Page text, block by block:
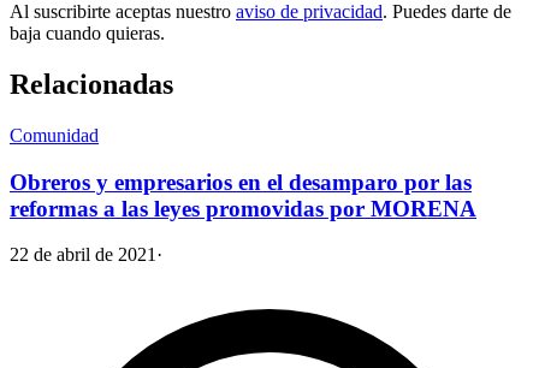
Al suscribirte aceptas nuestro aviso de privacidad. Puedes darte de
baja cuando quieras.
Relacionadas
Comunidad
Obreros y empresarios en el desamparo por las
reformas a las leyes promovidas por MORENA
22 de abril de 2021 ·